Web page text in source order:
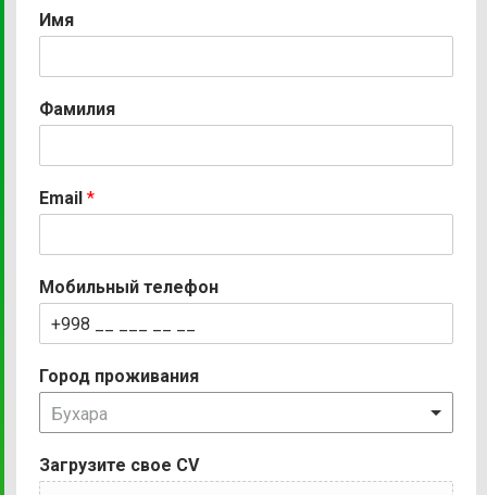
Имя
Фамилия
Email *
Мобильный телефон
Город проживания
Бухара
Загрузите свое CV